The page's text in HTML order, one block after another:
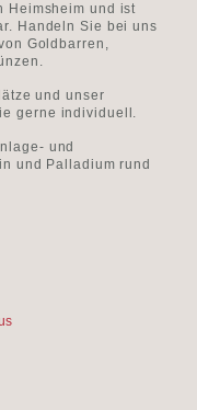
Heimsheim und ist
Handeln Sie bei uns
Goldbarren,
und unser
gerne individuell.
und
und Palladium rund